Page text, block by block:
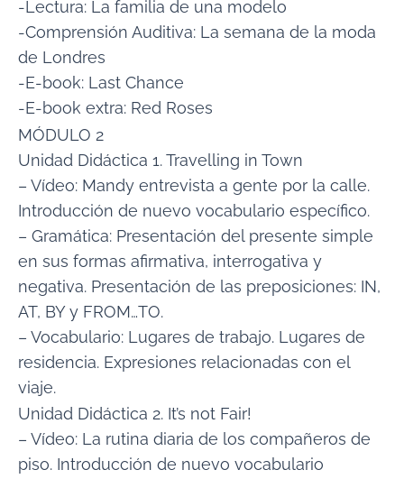
-Lectura: La familia de una modelo
-Comprensión Auditiva: La semana de la moda
de Londres
-E-book: Last Chance
-E-book extra: Red Roses
MÓDULO 2
Unidad Didáctica 1. Travelling in Town
– Vídeo: Mandy entrevista a gente por la calle.
Introducción de nuevo vocabulario específico.
– Gramática: Presentación del presente simple
en sus formas afirmativa, interrogativa y
negativa. Presentación de las preposiciones: IN,
AT, BY y FROM…TO.
– Vocabulario: Lugares de trabajo. Lugares de
residencia. Expresiones relacionadas con el
viaje.
Unidad Didáctica 2. It’s not Fair!
– Vídeo: La rutina diaria de los compañeros de
piso. Introducción de nuevo vocabulario